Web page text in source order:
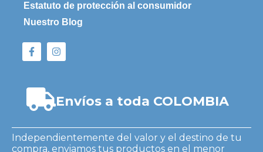
Estatuto de protección al consumidor
Nuestro Blog
Envíos a toda COLOMBIA
Independientemente del valor y el destino de tu
compra, enviamos tus productos en el menor